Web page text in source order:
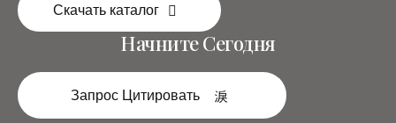
Скачать каталог
Начните Сегодня
Запрос Цитировать